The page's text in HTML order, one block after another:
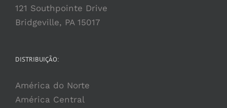
121 Southpointe Drive
Bridgeville, PA 15017
DISTRIBUIÇÃO:
América do Norte
América Central